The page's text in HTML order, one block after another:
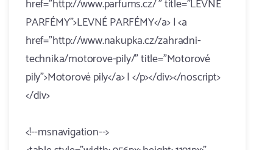
href="http://www.parfums.cz/ " title="LEVNÉ
PARFÉMY">LEVNÉ PARFÉMY</a> | <a
href="http://www.nakupka.cz/zahradni-
technika/motorove-pily/" title="Motorové
pily">Motorové pily</a> | </p></div></noscript>
</div>
<!--msnavigation-->